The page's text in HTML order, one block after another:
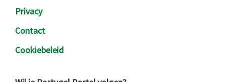
Privacy
Contact
Cookiebeleid